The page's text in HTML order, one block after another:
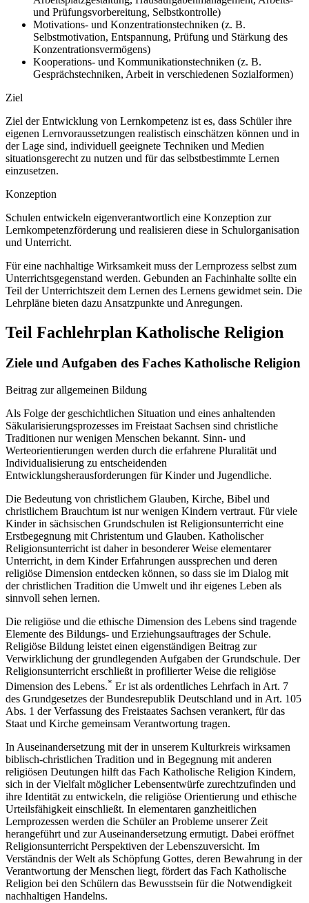
und Prüfungsvorbereitung, Selbstkontrolle)
Motivations- und Konzentrationstechniken (z. B.
Selbstmotivation, Entspannung, Prüfung und Stärkung des
Konzentrationsvermögens)
Kooperations- und Kommunikationstechniken (z. B.
Gesprächstechniken, Arbeit in verschiedenen Sozialformen)
Ziel
Ziel der Entwicklung von Lernkompetenz ist es, dass Schüler ihre
eigenen Lernvoraussetzungen realistisch einschätzen können und in
der Lage sind, individuell geeignete Techniken und Medien
situationsgerecht zu nutzen und für das selbstbestimmte Lernen
einzusetzen.
Konzeption
Schulen entwickeln eigenverantwortlich eine Konzeption zur
Lernkompetenzförderung und realisieren diese in Schulorganisation
und Unterricht.
Für eine nachhaltige Wirksamkeit muss der Lernprozess selbst zum
Unterrichtsgegenstand werden. Gebunden an Fachinhalte sollte ein
Teil der Unterrichtszeit dem Lernen des Lernens gewidmet sein. Die
Lehrpläne bieten dazu Ansatzpunkte und Anregungen.
Teil Fachlehrplan Katholische Religion
Ziele und Aufgaben des Faches Katholische Religion
Beitrag zur allgemeinen Bildung
Als Folge der geschichtlichen Situation und eines anhaltenden
Säkularisierungsprozesses im Freistaat Sachsen sind christliche
Traditionen nur wenigen Menschen bekannt. Sinn- und
Werteorientierungen werden durch die erfahrene Pluralität und
Individualisierung zu entscheidenden
Entwicklungsherausforderungen für Kinder und Jugendliche.
Die Bedeutung von christlichem Glauben, Kirche, Bibel und
christlichem Brauchtum ist nur wenigen Kindern vertraut. Für viele
Kinder in sächsischen Grundschulen ist Religionsunterricht eine
Erstbegegnung mit Christentum und Glauben. Katholischer
Religionsunterricht ist daher in besonderer Weise elementarer
Unterricht, in dem Kinder Erfahrungen aussprechen und deren
religiöse Dimension entdecken können, so dass sie im Dialog mit
der christlichen Tradition die Umwelt und ihr eigenes Leben als
sinnvoll sehen lernen.
Die religiöse und die ethische Dimension des Lebens sind tragende
Elemente des Bildungs- und Erziehungsauftrages der Schule.
Religiöse Bildung leistet einen eigenständigen Beitrag zur
Verwirklichung der grundlegenden Aufgaben der Grundschule. Der
Religionsunterricht erschließt in profilierter Weise die religiöse
Dimension des Lebens.* Er ist als ordentliches Lehrfach in Art. 7
des Grundgesetzes der Bundesrepublik Deutschland und in Art. 105
Abs. 1 der Verfassung des Freistaates Sachsen verankert, für das
Staat und Kirche gemeinsam Verantwortung tragen.
In Auseinandersetzung mit der in unserem Kulturkreis wirksamen
biblisch-christlichen Tradition und in Begegnung mit anderen
religiösen Deutungen hilft das Fach Katholische Religion Kindern,
sich in der Vielfalt möglicher Lebensentwürfe zurechtzufinden und
ihre Identität zu entwickeln, die religiöse Orientierung und ethische
Urteilsfähigkeit einschließt. In elementaren ganzheitlichen
Lernprozessen werden die Schüler an Probleme unserer Zeit
herangeführt und zur Auseinandersetzung ermutigt. Dabei eröffnet
Religionsunterricht Perspektiven der Lebenszuversicht. Im
Verständnis der Welt als Schöpfung Gottes, deren Bewahrung in der
Verantwortung der Menschen liegt, fördert das Fach Katholische
Religion bei den Schülern das Bewusstsein für die Notwendigkeit
nachhaltigen Handelns.